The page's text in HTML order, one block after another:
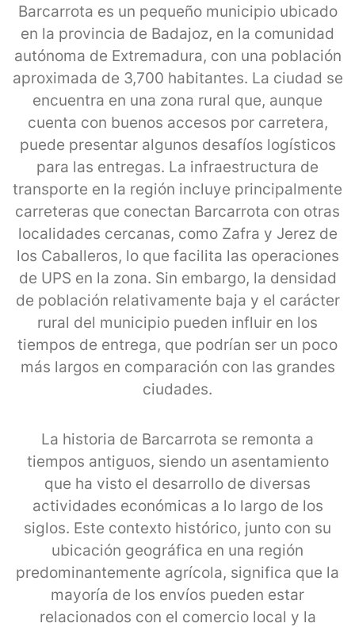
Barcarrota es un pequeño municipio ubicado
en la provincia de Badajoz, en la comunidad
autónoma de Extremadura, con una población
aproximada de 3,700 habitantes. La ciudad se
encuentra en una zona rural que, aunque
cuenta con buenos accesos por carretera,
puede presentar algunos desafíos logísticos
para las entregas. La infraestructura de
transporte en la región incluye principalmente
carreteras que conectan Barcarrota con otras
localidades cercanas, como Zafra y Jerez de
los Caballeros, lo que facilita las operaciones
de UPS en la zona. Sin embargo, la densidad
de población relativamente baja y el carácter
rural del municipio pueden influir en los
tiempos de entrega, que podrían ser un poco
más largos en comparación con las grandes
ciudades.
La historia de Barcarrota se remonta a
tiempos antiguos, siendo un asentamiento
que ha visto el desarrollo de diversas
actividades económicas a lo largo de los
siglos. Este contexto histórico, junto con su
ubicación geográfica en una región
predominantemente agrícola, significa que la
mayoría de los envíos pueden estar
relacionados con el comercio local y la